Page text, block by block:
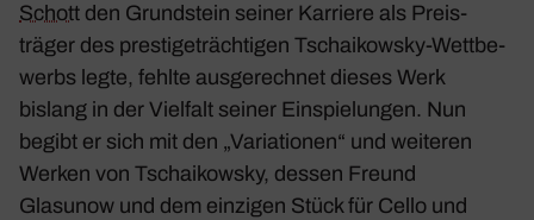
Schott den Grund­stein seiner Karriere als Preis­
träger des pres­tige­trächtigen Tschai­kowsky-Wett­be­
werbs legte, fehlte ausge­rechnet dieses Werk
bislang in der Viel­falt seiner Einspie­lungen. Nun
begibt er sich mit den „Vari­a­tionen“ und weiteren
Werken von Tschai­kowsky, dessen Freund
Glasunow und dem einzigen Stück für Cello und